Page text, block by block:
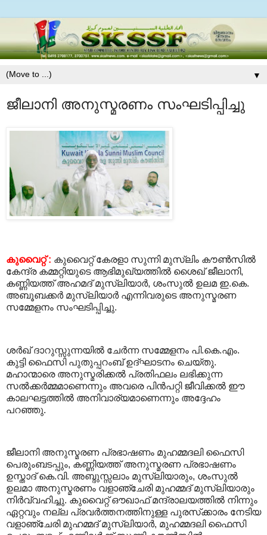
▼
ജീലാനി അനുസ്മരണം സംഘടിപ്പിച്ചു
കുവൈറ്റ് : കുവൈറ്റ് കേരളാ സുന്നി മുസ്ലിം കൗണ്‍സില്‍
കേന്ദ്ര കമ്മറ്റിയുടെ ആഭിമുഖ്യത്തില്‍ ശൈഖ് ജീലാനി,
കണ്ണിയത്ത് അഹമദ് മുസ്ലിയാര്‍, ശംസുല്‍ ഉലമ ഇ.കെ.
അബൂബക്കര്‍ മുസ്ലിയാര്‍ എന്നിവരുടെ അനുസ്മരണ
സമ്മേളനം സംഘടിപ്പിച്ചു.
ശര്‍ഖ് ദാറുസ്സുന്നയില്‍ ചേര്‍ന്ന സമ്മേളനം പി.കെ.എം.
കുട്ടി ഫൈസി പുതുപ്പറംബ് ഉദ്ഘാടനം ചെയ്തു.
മഹാന്മാരെ അനുസ്മരിക്കല്‍ പ്രതിഫലം ലഭിക്കുന്ന
സല്‍ക്കര്‍മ്മമാണെന്നും അവരെ പിന്‍പറ്റി ജീവിക്കല്‍ ഈ
കാലഘട്ടത്തില്‍ അനിവാര്യമാണെന്നും അദ്ദേഹം
പറഞ്ഞു.
ജീലാനി അനുസ്മരണ പ്രഭാഷണം മുഹമ്മദലി ഫൈസി
പെരുംബടപ്പും, കണ്ണിയത്ത് അനുസ്മരണ പ്രഭാഷണം
ഉസ്താദ് കെ.വി. അബ്ദുസ്സലാം മുസ്ലിയാരും, ശംസുല്‍
ഉലമാ അനുസ്മരണം വളാഞ്ചേരി മുഹമ്മദ് മുസ്ലിയാരും
നിര്‍വ്വഹിച്ചു. കുവൈറ്റ് ഔഖാഫ് മന്ദ്രാലയത്തില്‍ നിന്നും
ഏറ്റവും നല്ല പ്രവര്‍ത്തനത്തിനുള്ള പുരസ്‌ക്കാരം നേടിയ
വളാഞ്ചേരി മുഹമ്മദ് മുസ്ലിയാര്‍, മുഹമ്മദലി ഫൈസി